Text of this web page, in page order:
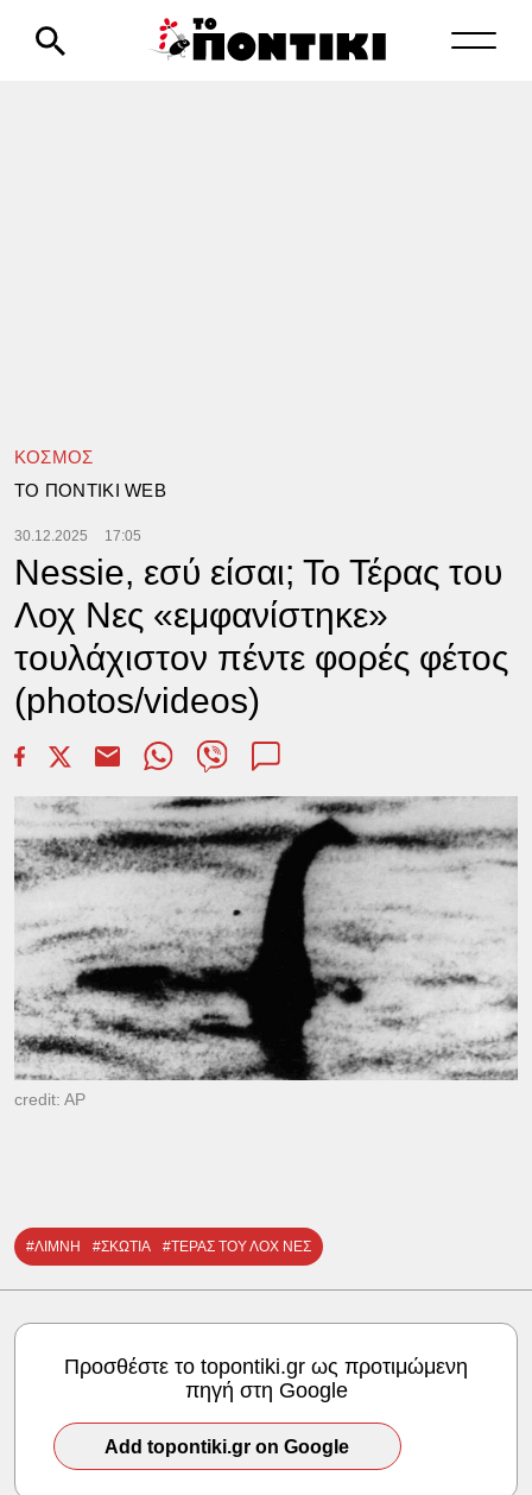
ΚΟΣΜΟΣ
TΟ ΠΟΝΤΙΚΙ WEB
30.12.2025 17:05
Nessie, εσύ είσαι; Το Τέρας του
Λοχ Νες «εμφανίστηκε»
τουλάχιστον πέντε φορές φέτος
(photos/videos)
credit: AP
#ΛΙΜΝΗ #ΣΚΩΤΙΑ #ΤΕΡΑΣ ΤΟΥ ΛΟΧ ΝΕΣ
Προσθέστε το topontiki.gr ως προτιμώμενη
πηγή στη Google
Add topontiki.gr on Google